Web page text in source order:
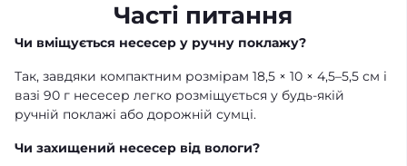
Часті питання
Чи вміщується несесер у ручну поклажу?
Так, завдяки компактним розмірам 18,5 × 10 × 4,5–5,5 см і
вазі 90 г несесер легко розміщується у будь-якій
ручній поклажі або дорожній сумці.
Чи захищений несесер від вологи?